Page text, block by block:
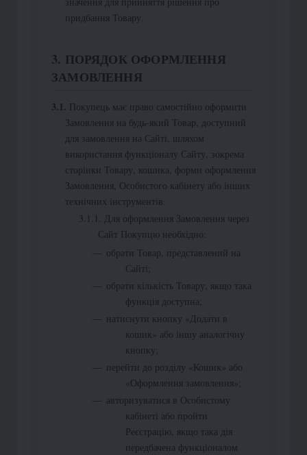
придбання Товару.
3. ПОРЯДОК ОФОРМЛЕННЯ
ЗАМОВЛЕННЯ
Покупець має право самостійно оформити
Замовлення на будь-який Товар, доступний
для замовлення на Сайті, шляхом
використання функціоналу Сайту, зокрема
сторінки Товару, кошика, форми оформлення
Замовлення, Особистого кабінету або інших
технічних інструментів.
Для оформлення Замовлення через
Сайт Покупцю необхідно:
обрати Товар, представлений на
Сайті;
обрати кількість Товару, якщо така
функція доступна;
натиснути кнопку «Додати в
кошик» або іншу аналогічну
кнопку;
перейти до розділу «Кошик» або
«Оформлення замовлення»;
авторизуватися в Особистому
кабінеті або пройти
Реєстрацію, якщо така дія
передбачена функціоналом